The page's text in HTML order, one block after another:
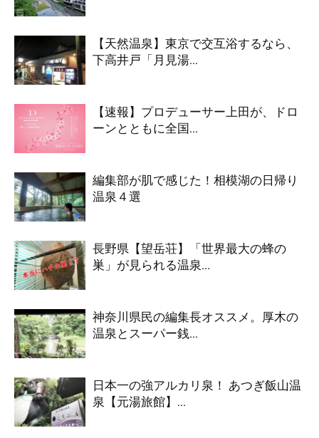
【天然温泉】東京で交互浴するなら、
下高井戸「月見湯...
【速報】プロデューサー上田が、ドロ
ーンとともに全国...
編集部が肌で感じた！相模湖の日帰り
温泉４選
長野県【望岳荘】「世界最大の蜂の
巣」が見られる温泉...
神奈川県民の編集長オススメ。厚木の
温泉とスーパー銭...
日本一の強アルカリ泉！ あつぎ飯山温
泉【元湯旅館】...